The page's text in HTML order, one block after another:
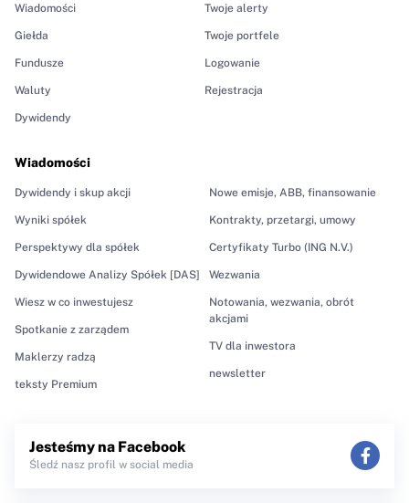
Wiadomości
Giełda
Fundusze
Waluty
Dywidendy
Wiadomości
Dywidendy i skup akcji
Wyniki spółek
Perspektywy dla spółek
Dywidendowe Analizy Spółek [DAS]
Wiesz w co inwestujesz
Spotkanie z zarządem
Maklerzy radzą
teksty Premium
Nowe emisje, ABB, finansowanie
Kontrakty, przetargi, umowy
Certyfikaty Turbo (ING N.V.)
Wezwania
Notowania, wezwania, obrót
akcjami
TV dla inwestora
newsletter
Twoje alerty
Twoje portfele
Logowanie
Rejestracja
Jesteśmy na Facebook
Śledź nasz profil w social media